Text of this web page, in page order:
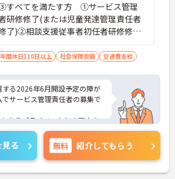
べてを満たす方 ①サービス管理
研修修了(または児童発達管理責任者
了)②相談支援従事者初任者研修修了
相談支援従事者実務者研修修了)③普
車運転免許(AT限定可)
年間休日110日以上 社会保険完備 交通費支給
する2026年6月開設予定の障が
サービス管理責任者の募集で
ありプライベートとの両立を
の環境です◎マイカーでの通勤
り、頑張りが評価されてしっか
寧な研修とフォロー体制で、
てスタートできます。
がございましたら面接のポイ
る 無料 紹介してもらう